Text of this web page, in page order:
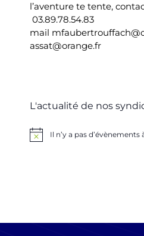
l’aventure te tente,
03.89.78.54.83
mail
assat@orange.fr
L'actualité de nos
NoticeIl n’y a pas d’évènements